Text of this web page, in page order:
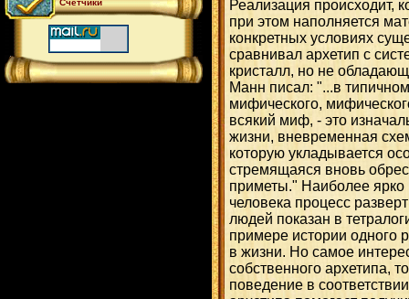
Реализация происходит,
при этом наполняется
конкретных условиях
сравнивал архетип с
кристалл, но не
Манн писал: "...в
мифического,
всякий миф, - это
жизни, вневременная
которую укладывается
стремящаяся вновь
приметы." Наиболее ярко
человека процесс
людей показан в
примере истории одного
в жизни. Но самое
собственного архетипа,
поведение в